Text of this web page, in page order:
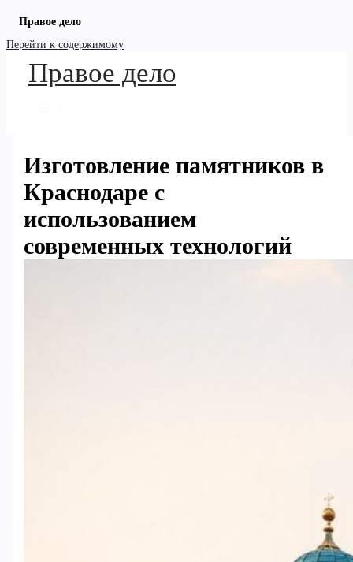
Правое дело
Перейти к содержимому
Правое дело
Изготовление памятников в
Краснодаре с
использованием
современных технологий